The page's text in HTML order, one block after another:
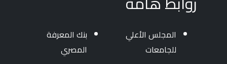
المجلس الأعلي
للجامعات
بنك المعرفة
المصري